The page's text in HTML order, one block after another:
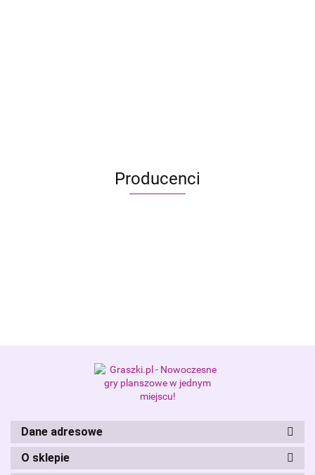
Producenci
Alis Games – producent gier
planszowych i RPG
Dane adresowe
O sklepie